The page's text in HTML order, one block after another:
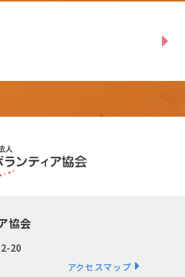
協会
20
アクセスマップ